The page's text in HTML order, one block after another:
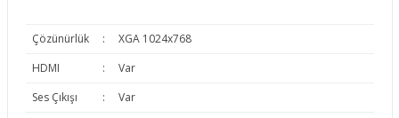
Çözünürlük :
XGA 1024x768
HDMI
:
Var
Ses Çıkışı
:
Var